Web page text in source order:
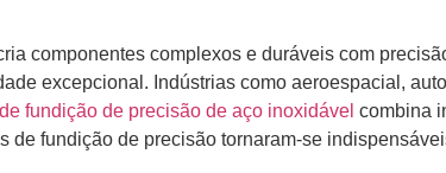
componentes complexos e duráveis ​​com
excepcional. Indústrias como aeroespacial,
fundição de precisão de aço inoxidável combina
fundição de precisão tornaram-se